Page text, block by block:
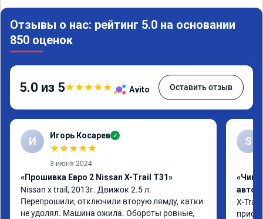
Отзывы о нас: рейтинг 5.0 на основании
850 оценок
5.0 из 5★★★★★ Avito Оставить отзыв
И Игорь Косарев ✓
★★★★★
3 июня 2024
«Прошивка Евро 2 Nissan X-Trail T31»
Nissan x trаil, 2013г. Движок 2.5 л.
Перепрошили, отключили вторую лямду, катки
не удолял. Машина ожила. Обороты ровные,
S
«Чип
X-Trail